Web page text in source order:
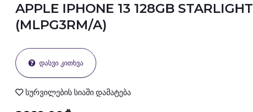
APPLE IPHONE 13 128GB STARLIGHT
(MLPG3RM/A)
ᲓᲐᲡᲕᲘ ᲙᲘᲗᲮᲕᲐ
სურვილების სიაში დამატება